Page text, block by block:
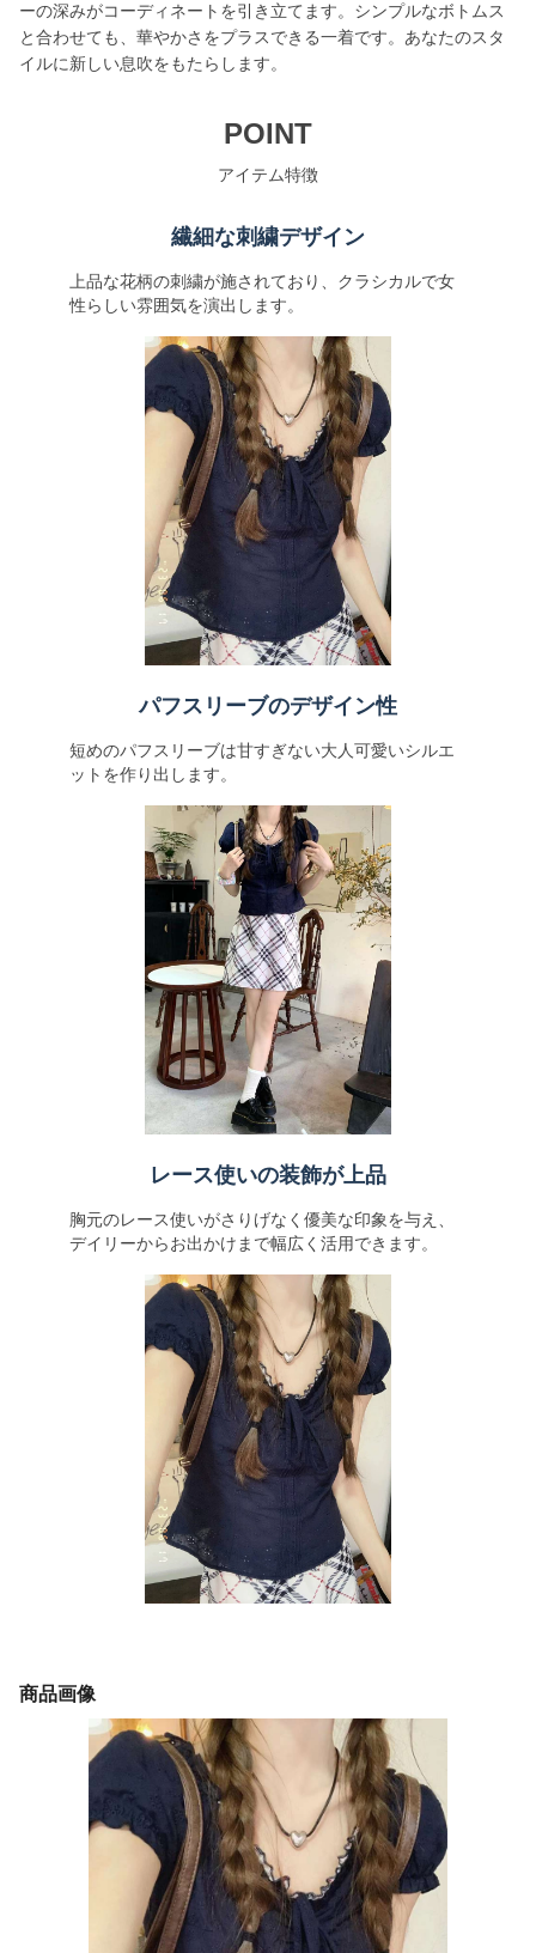
ーの深みがコーディネートを引き立てます。シンプルなボトムス
と合わせても、華やかさをプラスできる一着です。あなたのスタ
イルに新しい息吹をもたらします。
POINT
アイテム特徴
繊細な刺繍デザイン
上品な花柄の刺繍が施されており、クラシカルで女
性らしい雰囲気を演出します。
パフスリーブのデザイン性
短めのパフスリーブは甘すぎない大人可愛いシルエ
ットを作り出します。
レース使いの装飾が上品
胸元のレース使いがさりげなく優美な印象を与え、
デイリーからお出かけまで幅広く活用できます。
商品画像